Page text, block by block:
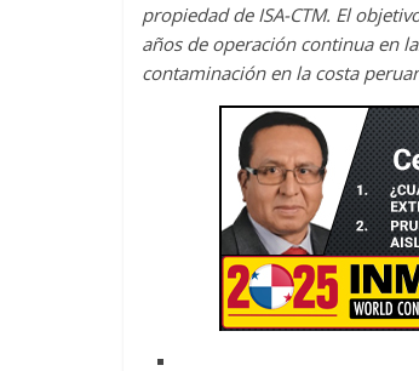
propiedad de ISA-CTM. El
años de operación continua en
contaminación en la costa